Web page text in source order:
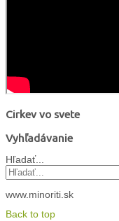
Cirkev vo svete
Vyhľadávanie
Hľadať...
www.minoriti.sk
Back to top